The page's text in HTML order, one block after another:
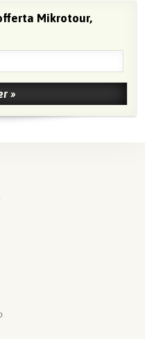
Mikrotour,